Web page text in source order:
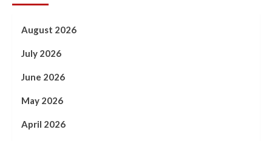
August 2026
July 2026
June 2026
May 2026
April 2026